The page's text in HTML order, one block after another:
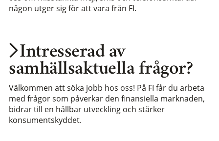
Intresserad av
samhällsaktuella frågor?
Välkommen att söka jobb hos oss! På FI får du arbeta
med frågor som påverkar den finansiella marknaden,
bidrar till en hållbar utveckling och stärker
konsumentskyddet.
någon utger sig för att vara från FI.